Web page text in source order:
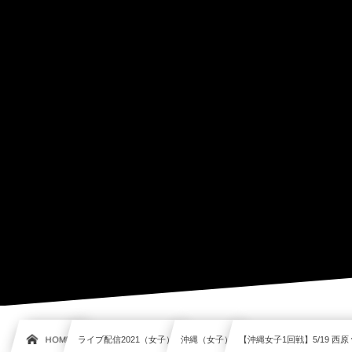
HOME ライブ配信2021（女子） 沖縄（女子） 【沖縄女子1回戦】5/19 西